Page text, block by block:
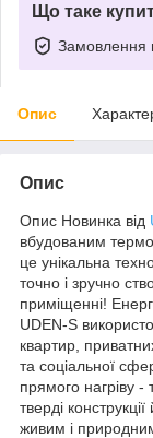
Що таке
Замовлення
Опис
Опис
Опис Новинка від
вбудованим
це унікальна
точно і зручно
приміщенні!
UDEN-S
квартир,
та соціальної
прямого нагріву -
тверді
живим і